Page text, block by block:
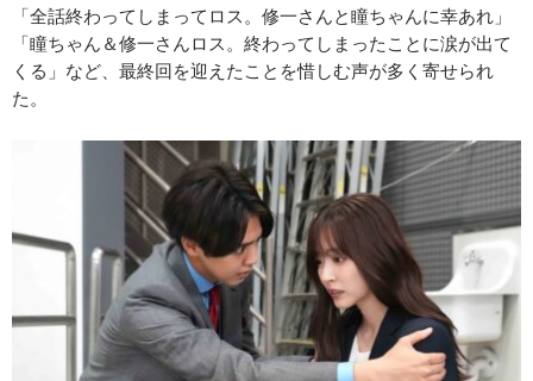
「全話終わってしまってロス。修一さんと瞳ちゃんに幸あれ」
「瞳ちゃん＆修一さんロス。終わってしまったことに涙が出て
くる」など、最終回を迎えたことを惜しむ声が多く寄せられ
た。